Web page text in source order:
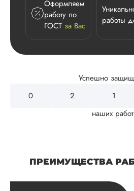
Оформляем
работу по
ГОСТ за Вас
работы
Успешно
4
2
0
наших
ПРЕИМУЩЕСТВА